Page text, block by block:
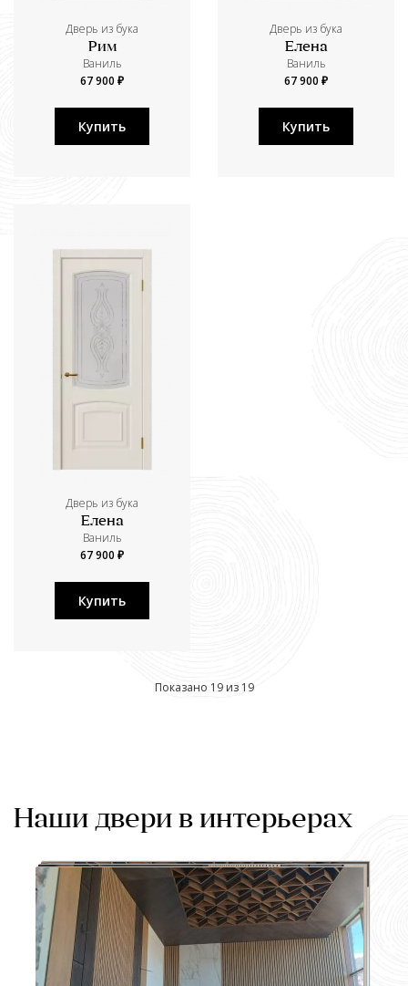
Дверь из бука
Рим
Ваниль
67 900 ₽
Купить
Дверь из бука
Елена
Ваниль
67 900 ₽
Купить
Дверь из бука
Елена
Ваниль
67 900 ₽
Купить
Показано 19 из 19
Наши двери в интерьерах